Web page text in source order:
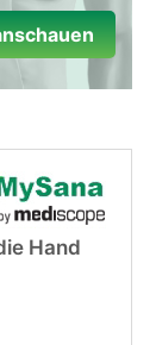
Hand